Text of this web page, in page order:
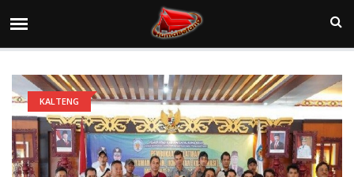
KALTENG